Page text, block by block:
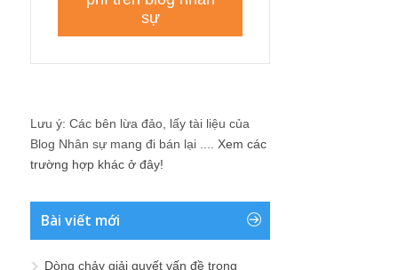
Lưu ý: Các bên lừa đảo, lấy tài liệu của
Blog Nhân sự mang đi bán lại .... Xem các
trường hợp khác ở đây!
Bài viết mới
Dòng chảy giải quyết vấn đề trong